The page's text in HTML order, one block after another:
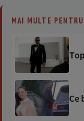
MAI MULTE
Ce